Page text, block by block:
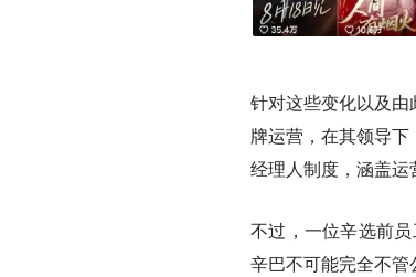
针对这些变化以及
牌运营，在其领导
经理人制度，涵盖运
不过，一位辛选前
辛巴不可能完全不管